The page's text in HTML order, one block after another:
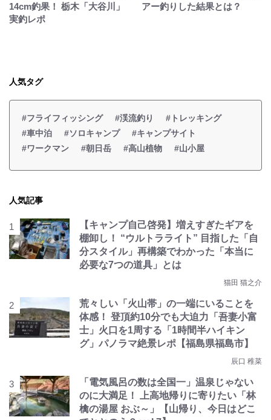
14cm釣果！ 栃木「大谷川」
実釣レポ
アー釣りした結果とは？
人気タグ
#フライフィッシング #渓流釣り
#トレッキング
#車中泊
#ソロキャンプ
#キャンプサイト
#ワークマン
#朝日岳 #高山植物 #山小屋
人気記事
【キャンプ自己啓発】増えすぎたギアを
棚卸し！ “ウルトラライト” 目指した「自
分スタイル」再構築でわかった「本当に
必要な7つの道具」とは
猫田 猫之介
荒々しい「火山帯」の一端にいることを
体感！ 登頂約10分でも大迫力「吾妻小富
士」火口を1周する「1時間半ハイキン
グ」パノラマ絶景レポ【福島県福島市】
辰口 稚菜
「電気風呂の数は全国一」温泉じゃない
のに大満足！ 上高地帰りに寄りたい「林
檎の湯屋 おぶ～」【山帰り、今日はどこ